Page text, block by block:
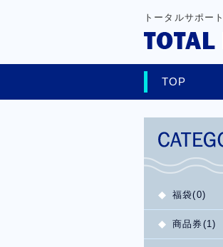
トータルサポー
TOP
福袋(0)
商品券(1)